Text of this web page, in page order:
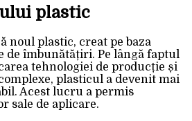
plastic
noul plastic, creat pe baza
de îmbunătățiri. Pe lângă faptul
tehnologiei de producție și
plasticul a devenit mai
Acest lucru a permis
sale de aplicare.